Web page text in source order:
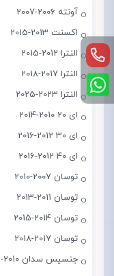
آونته 2006-2007
اکسنت 2013-2015
النترا 2012-2015
النترا 2017-2018
النترا 2023-2025
ای 20 2010-2014
ای 30 2012-2016
ای 40 2012-2016
توسان 2007-2010
توسان 2011-2013
توسان 2014-2015
توسان 2017-2018
جنسیس سدان 2010-2013